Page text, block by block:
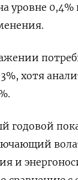
уровне
хотя
годовой
и